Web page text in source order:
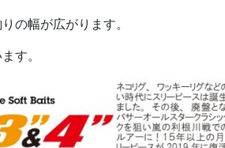
の幅が広がります。
す。